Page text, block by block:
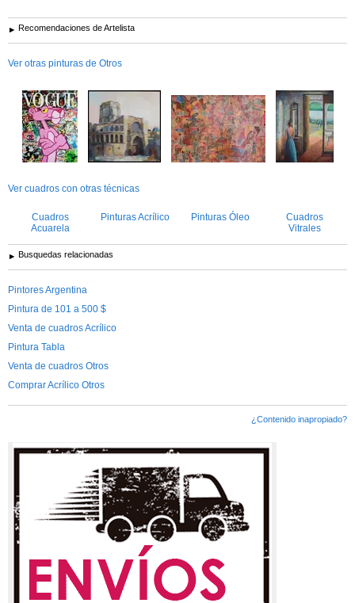
Recomendaciones de Artelista
Ver otras pinturas de Otros
Ver cuadros con otras técnicas
Cuadros
Acuarela
Pinturas Acrílico Pinturas Óleo
Cuadros
Vitrales
Busquedas relacionadas
Pintores Argentina
Pintura de 101 a 500 $
Venta de cuadros Acrílico
Pintura Tabla
Venta de cuadros Otros
Comprar Acrílico Otros
¿Contenido inapropiado?